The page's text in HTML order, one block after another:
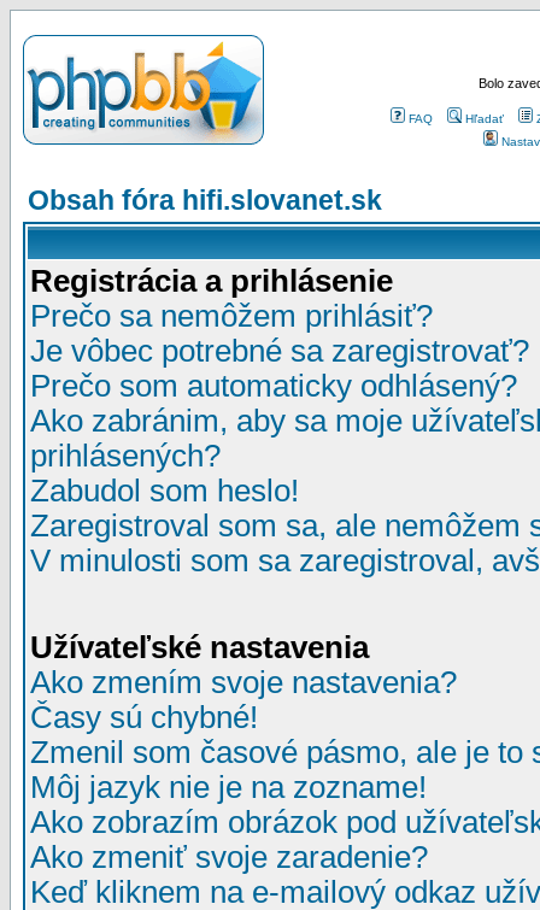
Bolo
FAQ Hľadať
Obsah fóra hifi.slovanet.sk
Registrácia a prihlásenie
Prečo sa nemôžem prihlásiť?
Je vôbec potrebné sa zaregistrovať?
Prečo som automaticky odhlásený?
Ako zabránim, aby sa moje
prihlásených?
Zabudol som heslo!
Zaregistroval som sa, ale nemôžem
V minulosti som sa zaregistroval,
Užívateľské nastavenia
Ako zmením svoje nastavenia?
Časy sú chybné!
Zmenil som časové pásmo, ale je to
Môj jazyk nie je na zozname!
Ako zobrazím obrázok pod
Ako zmeniť svoje zaradenie?
Keď kliknem na e-mailový odkaz